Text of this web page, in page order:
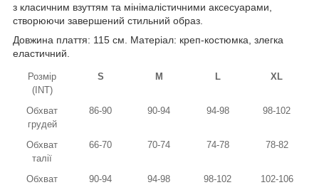
з класичним взуттям та мінімалістичними аксесуарами,
створюючи завершений стильний образ.
Довжина плаття: 115 см. Матеріал: креп-костюмка, злегка
еластичний.
Розмір
(INT)
S M L XL
Обхват
грудей
86-90 90-94 94-98 98-102
Обхват
талії
66-70 70-74 74-78 78-82
Обхват
90-94 94-98 98-102 102-106